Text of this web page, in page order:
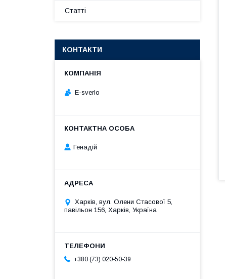
Статті
КОНТАКТИ
E-sverlo
Генадій
Харків, вул. Олени Стасової 5,
павільон 156, Харків, Україна
+380 (73) 020-50-39